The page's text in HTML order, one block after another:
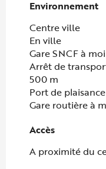
Environnement
Environnement
Centre ville
En ville
Gare SNCF à
Arrêt de
500 m
Port de
Gare routière à
Accès
Accès
A proximité du